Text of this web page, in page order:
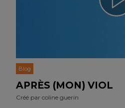
Blog
APRÈS (MON) VIOL
Créé parcoline guerin